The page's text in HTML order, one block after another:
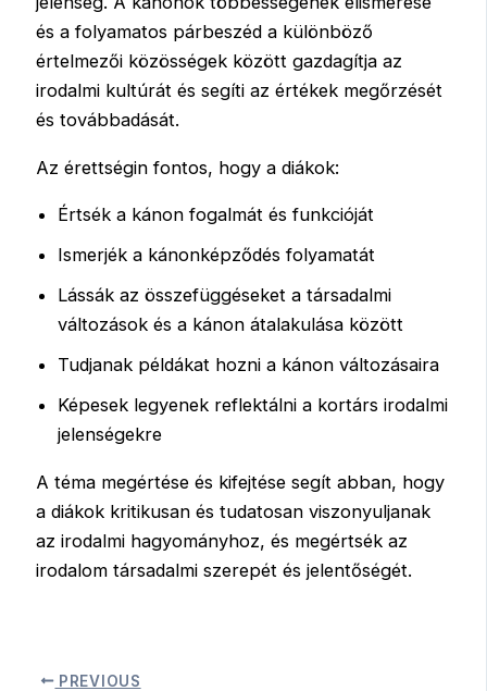
és a folyamatos párbeszéd a különböző
értelmezői közösségek között gazdagítja az
irodalmi kultúrát és segíti az értékek megőrzését
és továbbadását.
Az érettségin fontos, hogy a diákok:
Értsék a kánon fogalmát és funkcióját
Ismerjék a kánonképződés folyamatát
Lássák az összefüggéseket a társadalmi
változások és a kánon átalakulása között
Tudjanak példákat hozni a kánon változásaira
Képesek legyenek reflektálni a kortárs irodalmi
jelenségekre
A téma megértése és kifejtése segít abban, hogy
a diákok kritikusan és tudatosan viszonyuljanak
az irodalmi hagyományhoz, és megértsék az
irodalom társadalmi szerepét és jelentőségét.
PREVIOUS